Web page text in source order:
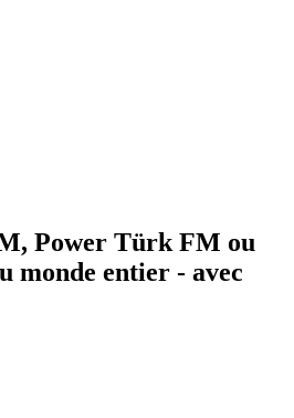
Power Türk FM ou
monde entier - avec